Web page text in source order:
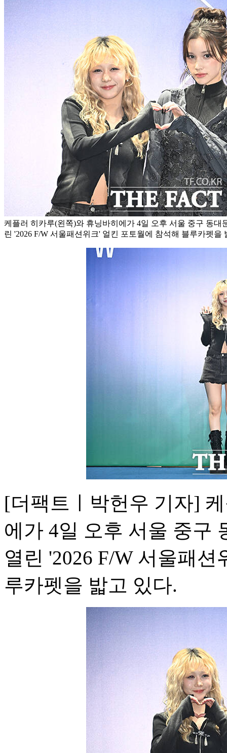
케플러 히카루(왼쪽)와 휴닝바히에가 4일 오후 서울 중구 동대
린 '2026 F/W 서울패션위크' 얼킨 포토월에 참석해 블루카펫을
[더팩트ㅣ박헌우 기자]
에가 4일 오후 서울 중구
열린 '2026 F/W 서울패
루카펫을 밟고 있다.